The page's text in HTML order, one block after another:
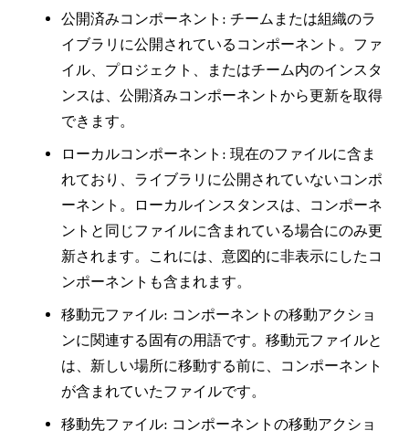
公開済みコンポーネント : チームまたは組織のラ
イブラリに公開されているコンポーネント。ファ
イル、プロジェクト、またはチーム内のインスタ
ンスは、公開済みコンポーネントから更新を取得
できます。
ローカルコンポーネント : 現在のファイルに含ま
れており、ライブラリに公開されていないコンポ
ーネント。ローカルインスタンスは、コンポーネ
ントと同じファイルに含まれている場合にのみ更
新されます。これには、意図的に非表示にしたコ
ンポーネントも含まれます。
移動元ファイル: コンポーネントの移動アクショ
ンに関連する固有の用語です。移動元ファイルと
は、新しい場所に移動する前に、コンポーネント
が含まれていたファイルです。
移動先ファイル: コンポーネントの移動アクショ